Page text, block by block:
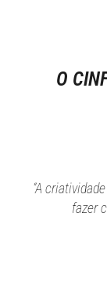
O
“A
fazer